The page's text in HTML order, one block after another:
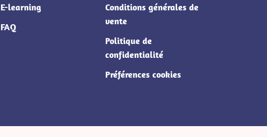
E-learning
FAQ
Conditions générales de
vente
Politique de
confidentialité
Préférences cookies